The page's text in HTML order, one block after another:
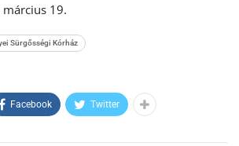
március 19.
Sürgősségi Kórház
Facebook Twitter